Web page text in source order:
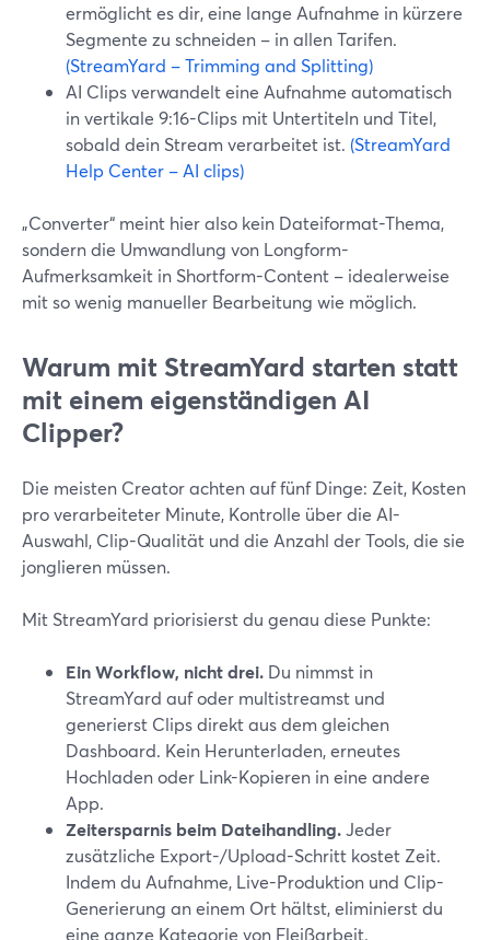
ermöglicht es dir, eine lange Aufnahme in kürzere
Segmente zu schneiden – in allen Tarifen.
(StreamYard – Trimming and Splitting)
AI Clips verwandelt eine Aufnahme automatisch
in vertikale 9:16-Clips mit Untertiteln und Titel,
sobald dein Stream verarbeitet ist. (StreamYard
Help Center – AI clips)
„Converter“ meint hier also kein Dateiformat-Thema,
sondern die Umwandlung von Longform-
Aufmerksamkeit in Shortform-Content – idealerweise
mit so wenig manueller Bearbeitung wie möglich.
Warum mit StreamYard starten statt
mit einem eigenständigen AI
Clipper?
Die meisten Creator achten auf fünf Dinge: Zeit, Kosten
pro verarbeiteter Minute, Kontrolle über die AI-
Auswahl, Clip-Qualität und die Anzahl der Tools, die sie
jonglieren müssen.
Mit StreamYard priorisierst du genau diese Punkte:
Ein Workflow, nicht drei. Du nimmst in
StreamYard auf oder multistreamst und
generierst Clips direkt aus dem gleichen
Dashboard. Kein Herunterladen, erneutes
Hochladen oder Link-Kopieren in eine andere
App.
Zeitersparnis beim Dateihandling.Jeder
zusätzliche Export-/Upload-Schritt kostet Zeit.
Indem du Aufnahme, Live-Produktion und Clip-
Generierung an einem Ort hältst, eliminierst du
eine ganze Kategorie von Fleißarbeit.